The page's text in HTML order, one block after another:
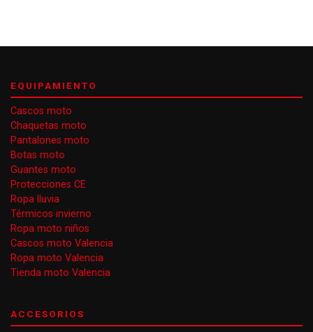
EQUIPAMIENTO
Cascos moto
Chaquetas moto
Pantalones moto
Botas moto
Guantes moto
Protecciones CE
Ropa lluvia
Térmicos invierno
Ropa moto niños
Cascos moto Valencia
Ropa moto Valencia
Tienda moto Valencia
ACCESORIOS